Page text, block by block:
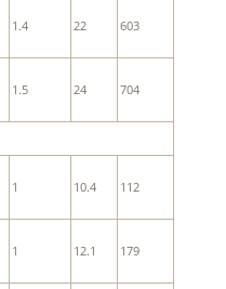
1.4 22 603
1.5 24 704
1 10.4 112
1 12.1 179